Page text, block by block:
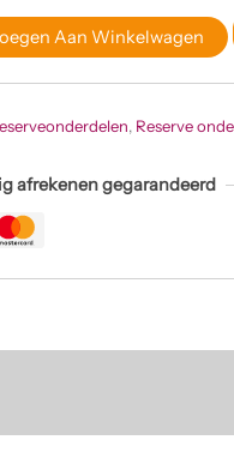
Aan Winkelwagen
, Reserve
afrekenen gegarandeerd